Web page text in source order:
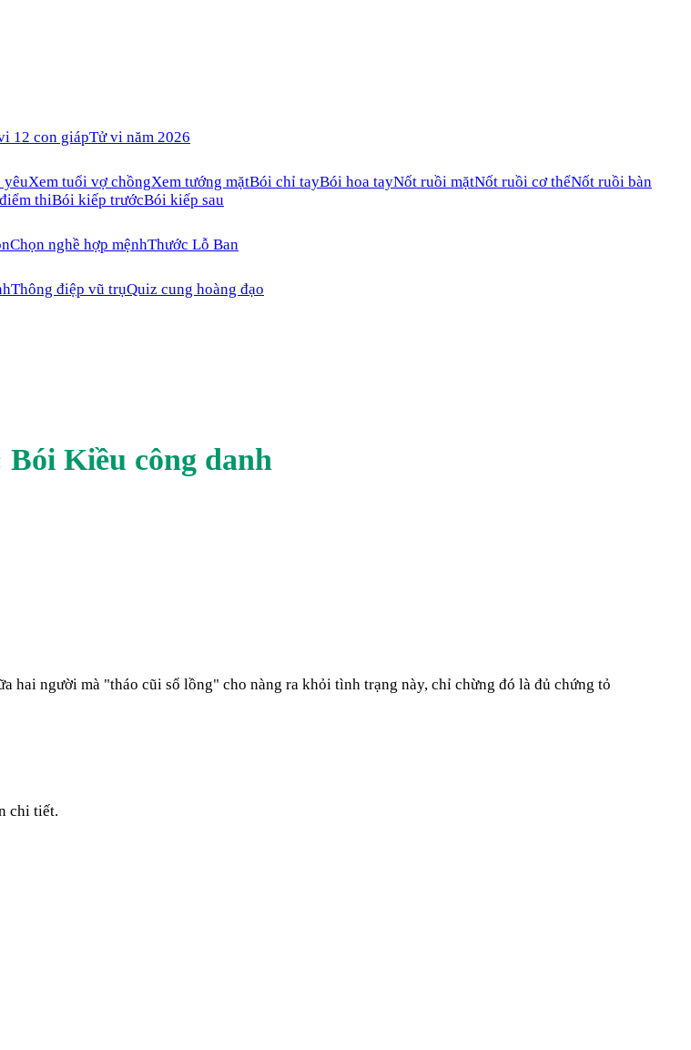
12 con giápTử vi năm 2026
yêuXem tuổi vợ chồngXem tướng mặtBói chỉ tayBói hoa tayNốt ruồi mặtNốt ruồi cơ thểNốt ruồi bàn
thiBói kiếp trướcBói kiếp sau
Chọn nghề hợp mệnhThước Lỗ Ban
Thông điệp vũ trụQuiz cung hoàng đạo
Bói Kiều công danh
người mà "tháo cũi sổ lồng" cho nàng ra khỏi tình trạng này, chỉ chừng đó là đủ chứng tỏ
chi tiết.